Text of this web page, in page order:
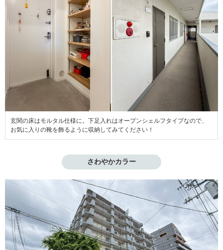
玄関の床はモルタル仕様に。下足入れはオープンシェルフタイプなので、
お気に入りの靴を飾るように収納してみてください！
さわやかカラー